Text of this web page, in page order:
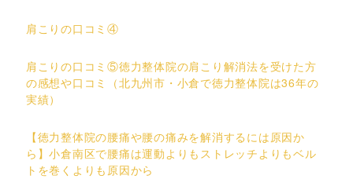
肩こりの口コミ④
肩こりの口コミ⑤徳力整体院の肩こり解消法を受けた方
の感想や口コミ（北九州市・小倉で徳力整体院は36年の
実績）
【徳力整体院の腰痛や腰の痛みを解消するには原因か
ら】小倉南区で腰痛は運動よりもストレッチよりもベル
トを巻くよりも原因から